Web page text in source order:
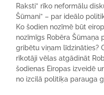
Raksti” rīko neformālu
Šūmani” – par ideālo
Ko šodien nozīmē būt
nozīmīgs Robēra Šūmaņa
gribētu viņam līdzināties?
rīkotāji vēlasatgādināt
šodienas Eiropas izveidē
no izcilā politiķa parauga